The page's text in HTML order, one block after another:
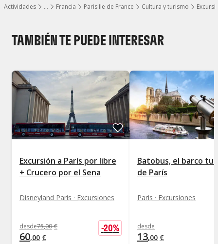
…
Mostrar todos los niveles
Actividades Francia Paris Ile de France Cultura y turismo
TAMBIÉN TE PUEDE INTERESAR
Excursión a París por libre
+ Crucero por el Sena
Disneyland Paris · Excursiones
desde75,00 €
60,00 €
-20%
Batobus, el barco
de París
Paris · Excursiones
desde
13,00 €